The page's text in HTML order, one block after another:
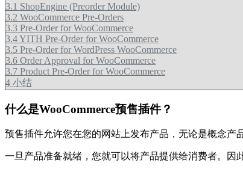
3.1 ShopEngine (Preorder Module)
3.2 WooCommerce Pre-Orders
3.3 Pre-Order for WooCommerce
3.4YITH Pre-Order for WooCommerce
3.5 Pre-Order for WordPress WooCommerce
3.6 Order Approval for WooCommerce
3.7 Product Pre-Order for WooCommerce
4 小结
什么是WooCommerce预售插件？
预售插件允许您在您的网站上发布产品，无论是概念产
一旦产品准备就绪，您就可以将产品提供给消费者。因